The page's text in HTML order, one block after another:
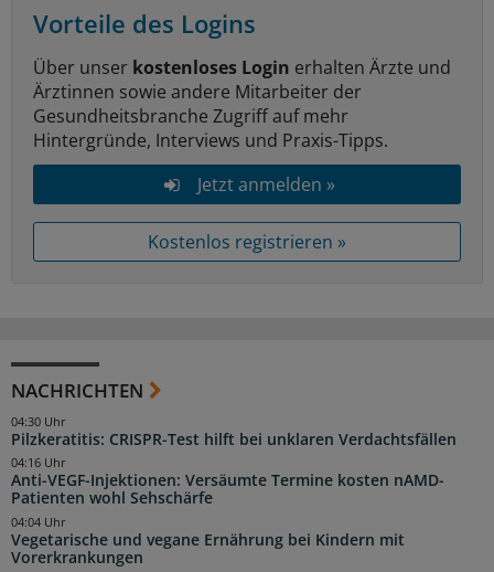
Vorteile des Logins
Über unser kostenloses Login erhalten Ärzte und
Ärztinnen sowie andere Mitarbeiter der
Gesundheitsbranche Zugriff auf mehr
Hintergründe, Interviews und Praxis-Tipps.
Jetzt anmelden »
Kostenlos registrieren »
NACHRICHTEN
Pilzkeratitis: CRISPR-Test hilft bei unklaren Verdachtsfällen
04:30 Uhr
Anti-VEGF-Injektionen: Versäumte Termine kosten nAMD-
Patienten wohl Sehschärfe
04:16 Uhr
Vegetarische und vegane Ernährung bei Kindern mit
Vorerkrankungen
04:04 Uhr